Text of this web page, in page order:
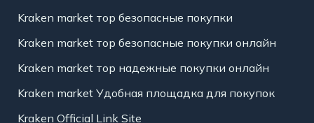
Kraken market тор безопасные покупки
Kraken market тор безопасные покупки онлайн
Kraken market тор надежные покупки онлайн
Kraken market Удобная площадка для покупок
Kraken Official Link Site